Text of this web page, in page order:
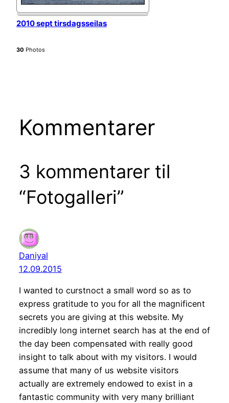
2010 sept tirsdagsseilas
30 Photos
Kommentarer
3 kommentarer til
“Fotogalleri”
Daniyal
12.09.2015
I wanted to curstnoct a small word so as to
express gratitude to you for all the magnificent
secrets you are giving at this website. My
incredibly long internet search has at the end of
the day been compensated with really good
insight to talk about with my visitors. I would
assume that many of us website visitors
actually are extremely endowed to exist in a
fantastic community with very many brilliant